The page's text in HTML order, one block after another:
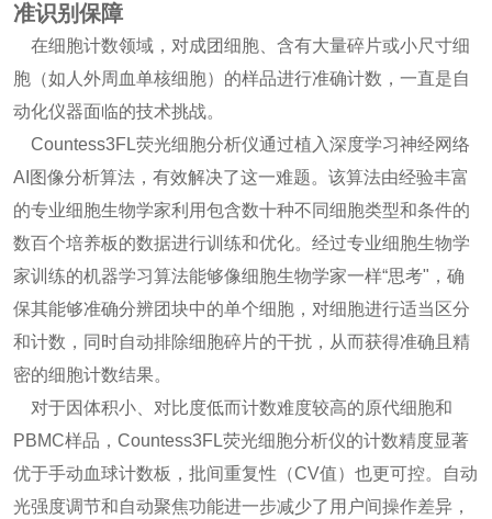
准识别保障
在细胞计数领域，对成团细胞、含有大量碎片或小尺寸细
胞（如人外周血单核细胞）的样品进行准确计数，一直是自
动化仪器面临的技术挑战。
Countess3FL荧光细胞分析仪通过植入深度学习神经网络
AI图像分析算法，有效解决了这一难题。该算法由经验丰富
的专业细胞生物学家利用包含数十种不同细胞类型和条件的
数百个培养板的数据进行训练和优化。经过专业细胞生物学
家训练的机器学习算法能够像细胞生物学家一样“思考"，确
保其能够准确分辨团块中的单个细胞，对细胞进行适当区分
和计数，同时自动排除细胞碎片的干扰，从而获得准确且精
密的细胞计数结果。
对于因体积小、对比度低而计数难度较高的原代细胞和
PBMC样品，Countess3FL荧光细胞分析仪的计数精度显著
优于手动血球计数板，批间重复性（CV值）也更可控。自动
光强度调节和自动聚焦功能进一步减少了用户间操作差异，